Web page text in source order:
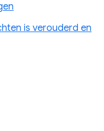
is verouderd en